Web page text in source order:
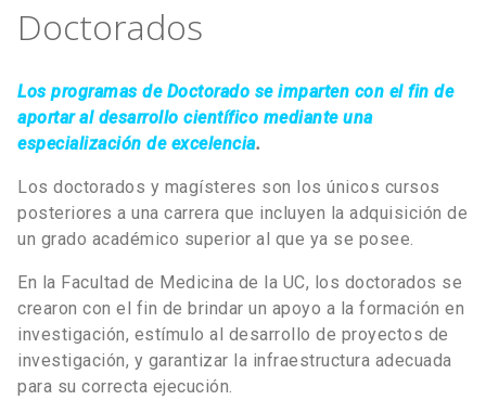
Doctorados
Los programas de Doctorado se imparten con el fin de
aportar al desarrollo científico mediante una
especialización de excelencia.
Los doctorados y magísteres son los únicos cursos
posteriores a una carrera que incluyen la adquisición de
un grado académico superior al que ya se posee.
En la Facultad de Medicina de la UC, los doctorados se
crearon con el fin de brindar un apoyo a la formación en
investigación, estímulo al desarrollo de proyectos de
investigación, y garantizar la infraestructura adecuada
para su correcta ejecución.